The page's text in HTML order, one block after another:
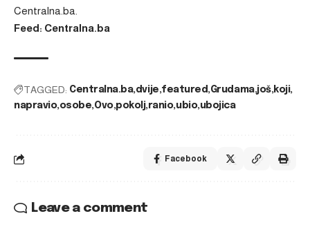
Centralna.ba
Feed: Centralna.ba
TAGGED: Centralna.ba dvije featured Grudama još koji
napravio osobe Ovo pokolj ranio ubio ubojica
Facebook
Leave a comment